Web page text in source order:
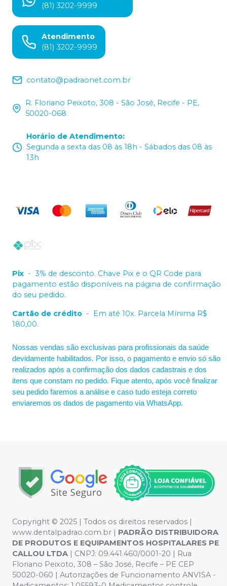
(81) 3202-9999
Atendimento
(81) 3202-9999
contato@padraonet.com.br
R. Floriano Peixoto, 308 - São José, Recife - PE,
50020-068
Horário de Atendimento:
Segunda a sexta das 08 às 18h - Sábados das 08 às
13h
Pix - 3% de desconto. Chave Pix e o QR Code para
pagamento estão disponíveis na página de confirmação
do seu pedido.
Cartão de crédito - Em até 10x. Parcela Mínima R$
180,00.
Nossas vendas são exclusivas para profissionais da saúde
devidamente habilitados. Por isso, o pagamento e envio só são
realizados após a confirmação dos dados cadastrais e dos
itens que constam no pedido. Fique atento, após você finalizar
seu pedido faremos a análise e caso tudo esteja correto
enviaremos os dados de pagamento via WhatsApp.
Copyright © 2025 | Todos os direitos reservados |
www.dentalpadrao.com.br | PADRÃO DISTRIBUIDORA
DE PRODUTOS E EQUIPAMENTOS HOSPITALARES PE
CALLOU LTDA | CNPJ: 09.441.460/0001-20 | Rua
Floriano Peixoto, 308 – São José, Recife – PE CEP
50020-060 | Autorizações de Funcionamento ANVISA -